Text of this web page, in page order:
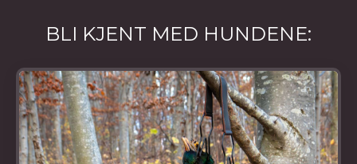
BLI KJENT MED HUNDENE: